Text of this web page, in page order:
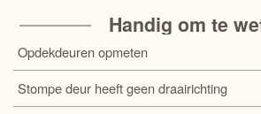
Handig om te
Opdekdeuren opmeten
Stompe deur heeft geen draairichting